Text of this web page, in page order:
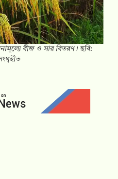
বীজ ও সার বিতরণ। ছবি: